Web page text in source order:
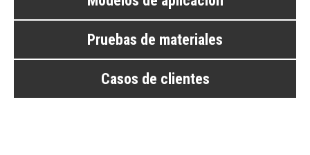
Pruebas de materiales
Casos de clientes